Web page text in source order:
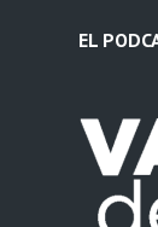
EL